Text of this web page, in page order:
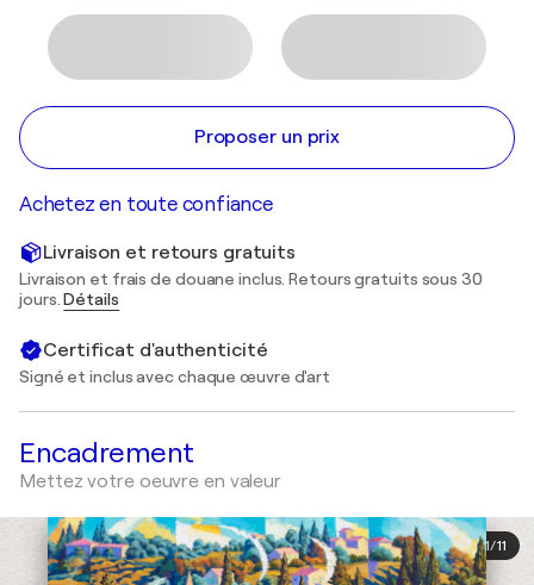
Proposer un prix
Achetez en toute confiance
Livraison et retours gratuits
Livraison et frais de douane inclus. Retours gratuits sous 30
jours.Détails
Certificat d'authenticité
Signé et inclus avec chaque œuvre d'art
Encadrement
Mettez votre oeuvre en valeur
1/11